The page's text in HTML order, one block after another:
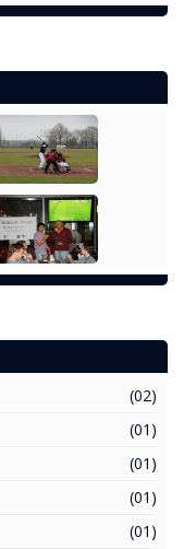
(02)
(01)
(01)
(01)
(01)